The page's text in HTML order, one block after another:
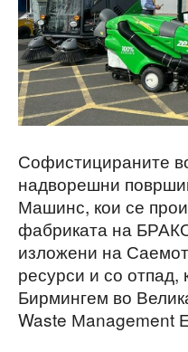
Софистицираните
надворешни
Машинс, кои се
фабриката на
изложени на
ресурси и со отпад,
Бирмингем во
Waste Мanagement